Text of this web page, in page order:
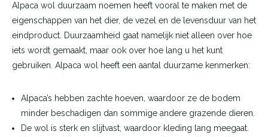
Alpaca wol duurzaam noemen heeft vooral te maken met de
eigenschappen van het dier, de vezel en de levensduur van het
eindproduct. Duurzaamheid gaat namelijk niet alleen over hoe
iets wordt gemaakt, maar ook over hoe lang u het kunt
gebruiken. Alpaca wol heeft een aantal duurzame kenmerken:
Alpaca’s hebben zachte hoeven, waardoor ze de bodem
minder beschadigen dan sommige andere grazende dieren.
De wol is sterk en slijtvast, waardoor kleding lang meegaat.